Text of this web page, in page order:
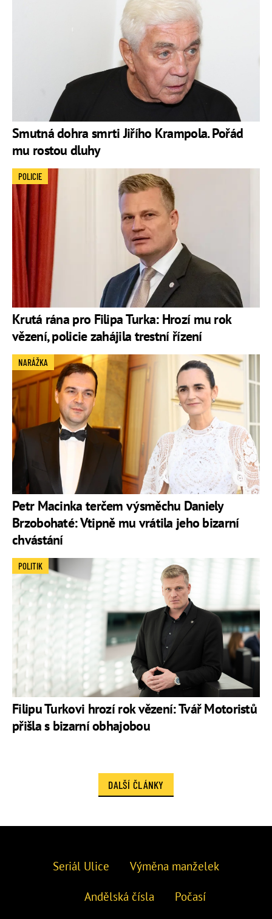
Smutná dohra smrti Jiřího Krampola. Pořád
mu rostou dluhy
Krutá rána pro Filipa Turka: Hrozí mu rok
vězení, policie zahájila trestní řízení
POLICIE
Petr Macinka terčem výsměchu Daniely
Brzobohaté: Vtipně mu vrátila jeho bizarní
chvástání
NARÁŽKA
Filipu Turkovi hrozí rok vězení: Tvář Motoristů
přišla s bizarní obhajobou
POLITIK
DALŠÍ ČLÁNKY
Seriál Ulice Výměna manželek
Andělská čísla Počasí